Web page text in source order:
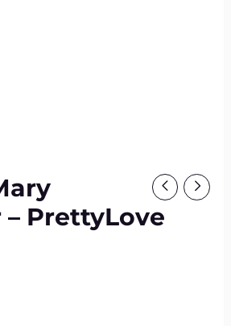
PrettyLove